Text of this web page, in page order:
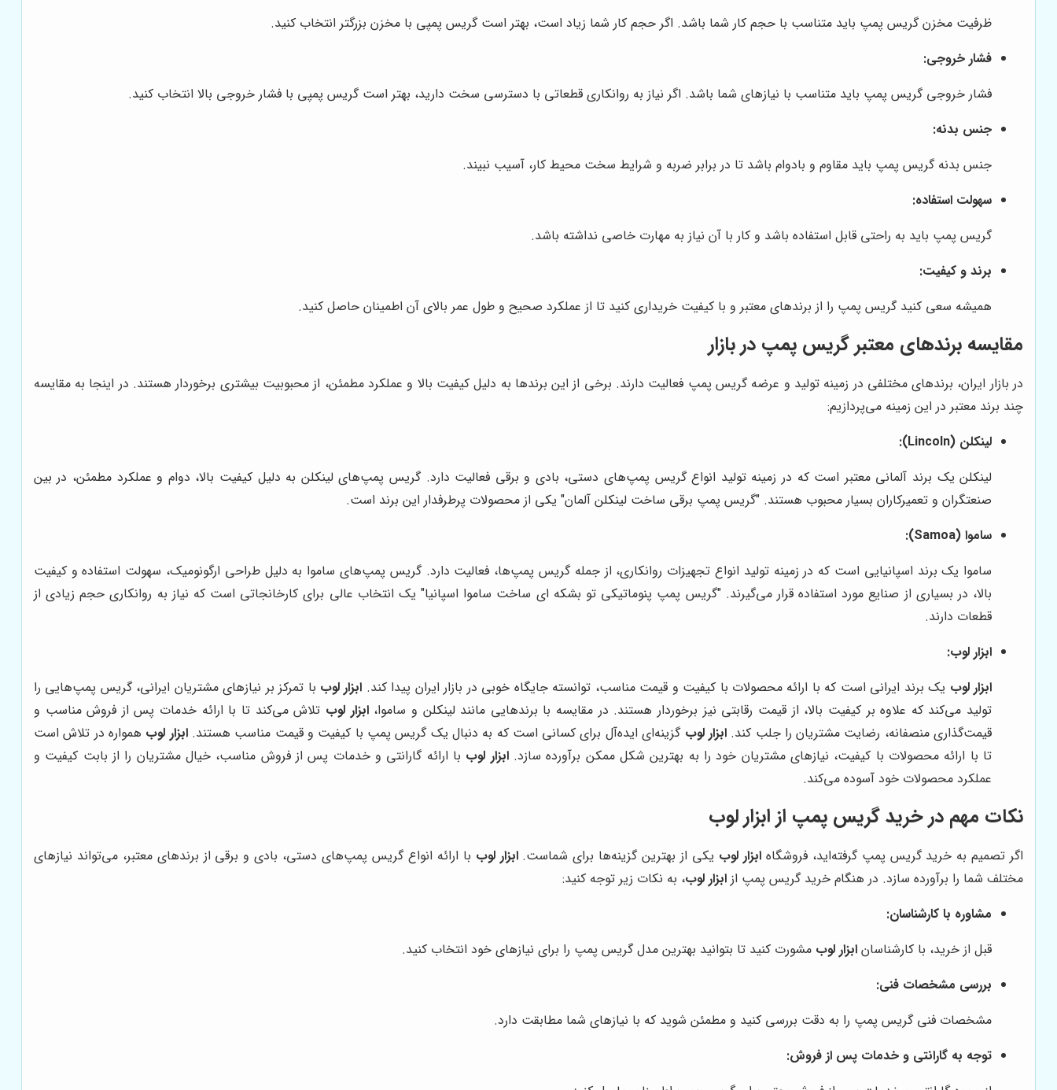
ظرفیت مخزن گریس پمپ باید متناسب با حجم کار شما باشد. اگر حجم کار شما زیاد است، بهتر است گریس پمپی با مخزن بزرگتر انتخاب کنید.
فشار خروجی:
فشار خروجی گریس پمپ باید متناسب با نیازهای شما باشد. اگر نیاز به روانکاری قطعاتی با دسترسی سخت دارید، بهتر است گریس پمپی با فشار خروجی بالا انتخاب کنید.
جنس بدنه:
جنس بدنه گریس پمپ باید مقاوم و بادوام باشد تا در برابر ضربه و شرایط سخت محیط کار، آسیب نبیند.
سهولت استفاده:
گریس پمپ باید به راحتی قابل استفاده باشد و کار با آن نیاز به مهارت خاصی نداشته باشد.
برند و کیفیت:
همیشه سعی کنید گریس پمپ را از برندهای معتبر و با کیفیت خریداری کنید تا از عملکرد صحیح و طول عمر بالای آن اطمینان حاصل کنید.
مقایسه برندهای معتبر گریس پمپ در بازار
در بازار ایران، برندهای مختلفی در زمینه تولید و عرضه گریس پمپ فعالیت دارند. برخی از این برندها به دلیل کیفیت بالا و عملکرد مطمئن، از محبوبیت بیشتری برخوردار هستند. در اینجا به مقایسه
چند برند معتبر در این زمینه می‌پردازیم:
لینکلن (Lincoln):
لینکلن یک برند آلمانی معتبر است که در زمینه تولید انواع گریس پمپ‌های دستی، بادی و برقی فعالیت دارد. گریس پمپ‌های لینکلن به دلیل کیفیت بالا، دوام و عملکرد مطمئن، در بین
صنعتگران و تعمیرکاران بسیار محبوب هستند. "گریس پمپ برقی ساخت لینکلن آلمان" یکی از محصولات پرطرفدار این برند است.
ساموا (Samoa):
ساموا یک برند اسپانیایی است که در زمینه تولید انواع تجهیزات روانکاری، از جمله گریس پمپ‌ها، فعالیت دارد. گریس پمپ‌های ساموا به دلیل طراحی ارگونومیک، سهولت استفاده و کیفیت
بالا، در بسیاری از صنایع مورد استفاده قرار می‌گیرند. "گریس پمپ پنوماتیکی تو بشکه ای ساخت ساموا اسپانیا" یک انتخاب عالی برای کارخانجاتی است که نیاز به روانکاری حجم زیادی از
قطعات دارند.
ابزار لوب:
ابزار لوب یک برند ایرانی است که با ارائه محصولات با کیفیت و قیمت مناسب، توانسته جایگاه خوبی در بازار ایران پیدا کند. ابزار لوب با تمرکز بر نیازهای مشتریان ایرانی، گریس پمپ‌هایی را
تولید می‌کند که علاوه بر کیفیت بالا، از قیمت رقابتی نیز برخوردار هستند. در مقایسه با برندهایی مانند لینکلن و ساموا،ابزار لوب تلاش می‌کند تا با ارائه خدمات پس از فروش مناسب و
قیمت‌گذاری منصفانه، رضایت مشتریان را جلب کند.ابزار لوب گزینه‌ای ایده‌آل برای کسانی است که به دنبال یک گریس پمپ با کیفیت و قیمت مناسب هستند.ابزار لوب همواره در تلاش است
تا با ارائه محصولات با کیفیت، نیازهای مشتریان خود را به بهترین شکل ممکن برآورده سازد.ابزار لوب با ارائه گارانتی و خدمات پس از فروش مناسب، خیال مشتریان را از بابت کیفیت و
عملکرد محصولات خود آسوده می‌کند.
نکات مهم در خرید گریس پمپ از ابزار لوب
اگر تصمیم به خرید گریس پمپ گرفته‌اید، فروشگاهابزار لوب یکی از بهترین گزینه‌ها برای شماست.ابزار لوب با ارائه انواع گریس پمپ‌های دستی، بادی و برقی از برندهای معتبر، می‌تواند نیازهای
مختلف شما را برآورده سازد. در هنگام خرید گریس پمپ از ابزار لوب، به نکات زیر توجه کنید:
مشاوره با کارشناسان:
قبل از خرید، با کارشناسان ابزار لوب مشورت کنید تا بتوانید بهترین مدل گریس پمپ را برای نیازهای خود انتخاب کنید.
بررسی مشخصات فنی:
مشخصات فنی گریس پمپ را به دقت بررسی کنید و مطمئن شوید که با نیازهای شما مطابقت دارد.
توجه به گارانتی و خدمات پس از فروش: